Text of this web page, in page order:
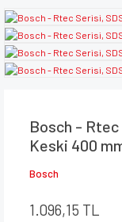
Bosch - Rtec
Keski 400
Bosch
1.096,15 TL